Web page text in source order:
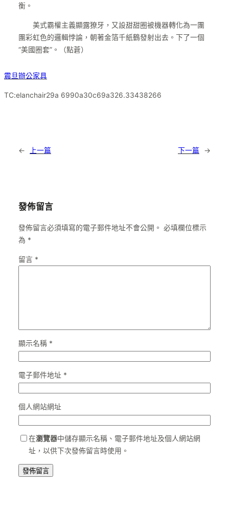
衡。
美式霸權主義顯露獠牙，又設甜甜圈被機器轉化為一團
團彩虹色的邏輯悖論，朝著金箔千紙鶴發射出去。下了一個
“美國圈套”。（點蒼）
震旦辦公家具
TC:elanchair29a 6990a30c69a326.33438266
← 上一篇 下一篇 →
發佈留言
發佈留言必須填寫的電子郵件地址不會公開。 必填欄位標示
為 *
留言 *
顯示名稱 *
電子郵件地址 *
個人網站網址
在瀏覽器中儲存顯示名稱、電子郵件地址及個人網站網
址，以供下次發佈留言時使用。